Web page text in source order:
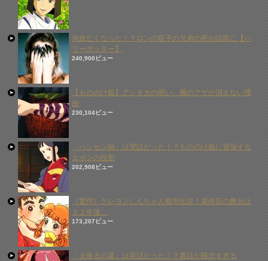
何故亡くなった！？ロンの双子の兄弟の死が話題に【ハ
リーポッター】
240,900ビュー
【もののけ姫】アシタカの呪い、腕のアザが消えない理
由
230,104ビュー
「ハンセン病」は実話だった！？もののけ姫に登場する
エボシの役割
202,908ビュー
《驚愕》クレヨンしんちゃん都市伝説！最終回の舞台は
２２年後…
173,207ビュー
「火垂るの墓」は実話だった！？裏話が残念すぎる